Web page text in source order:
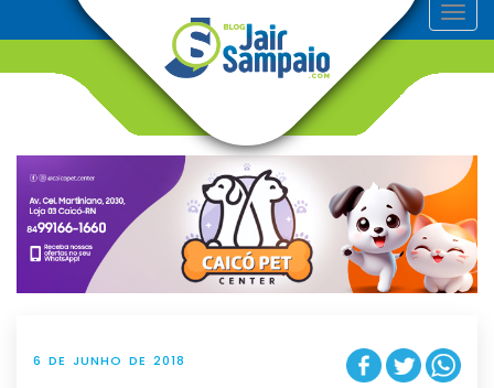
T
o
v
g
t
i
o
n
6 DE JUNHO DE 2018